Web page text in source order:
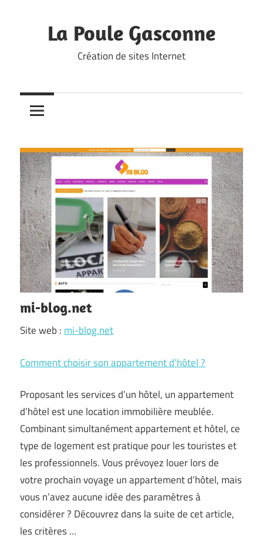
contentLa Poule Gasconne
Création de sites Internet
mi-blog.net
Site web : mi-blog.net
Comment choisir son appartement d’hôtel ?
Proposant les services d’un hôtel, un appartement
d’hôtel est une location immobilière meublée.
Combinant simultanément appartement et hôtel, ce
type de logement est pratique pour les touristes et
les professionnels. Vous prévoyez louer lors de
votre prochain voyage un appartement d’hôtel, mais
vous n’avez aucune idée des paramètres à
considérer ? Découvrez dans la suite de cet article,
les critères …